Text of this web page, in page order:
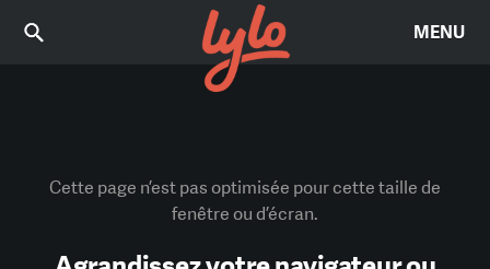
MENU
Cette page n’est pas optimisée pour cette taille de
fenêtre ou d’écran.